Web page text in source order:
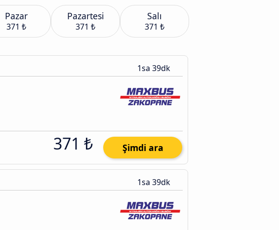
Pazar
371 ₺
Pazartesi
371 ₺
Salı
371 ₺
1sa 39dk
371 ₺ Şimdi ara
1sa 39dk